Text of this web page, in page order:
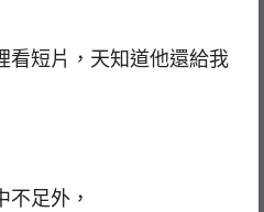
看短片，天知道他還給我
不足外，